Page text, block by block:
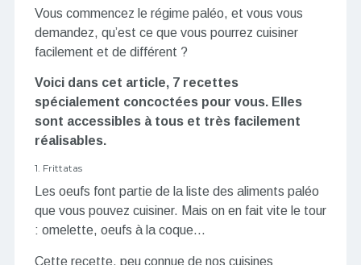
Vous commencez le régime paléo, et vous vous
demandez, qu’est ce que vous pourrez cuisiner
facilement et de différent ?
Voici dans cet article, 7 recettes
spécialement concoctées pour vous. Elles
sont accessibles à tous et très facilement
réalisables.
1. Frittatas
Les oeufs font partie de la liste des aliments paléo
que vous pouvez cuisiner. Mais on en fait vite le tour
: omelette, oeufs à la coque…
Cette recette, peu connue de nos cuisines